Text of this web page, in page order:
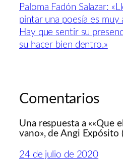
Paloma Fadón Salazar:
pintar una poesía es muy
Hay que sentir su
su hacer bien dentro.»
Comentarios
Una respuesta a ««Que
vano», de Angi Expósito
24 de julio de 2020